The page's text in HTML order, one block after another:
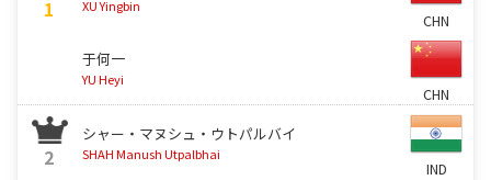
1 XU Yingbin
CHN
于何一
YU Heyi
CHN
2
シャー・マヌシュ・ウトパルバイ
SHAH Manush Utpalbhai
IND